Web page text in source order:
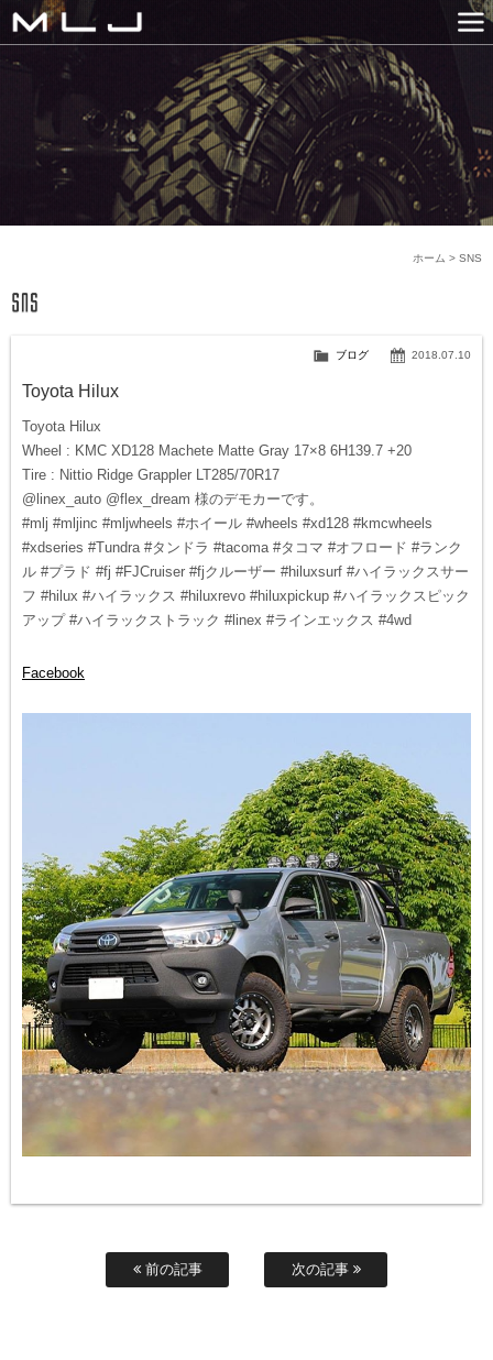
MLJ / Lexani(レクサーニ
GALLERY
SNS
NEWS
COMPANY
HISTORY
CONTACT US
LINK
SNS
ホーム >
2018.07.10
ブログ
Toyota Hilux
Toyota Hilux
Wheel : KMC XD128 Machete Matte Gray 17×8 6H139.7 +20
Tire : Nittio Ridge Grappler LT285/70R17
@linex_auto @flex_dream 様のデモカーです。
#mlj #mljinc #mljwheels #ホイール #wheels #xd128 #kmcwheels
#xdseries #Tundra #タンドラ #tacoma #タコマ #オフロード #ランク
ル #プラド #fj #FJCruiser #fjクルーザー #hiluxsurf #ハイラックスサー
フ #hilux #ハイラックス #hiluxrevo #hiluxpickup #ハイラックスピック
アップ #ハイラックストラック #linex #ラインエックス #4wd
Facebook
前の記事 次の記事